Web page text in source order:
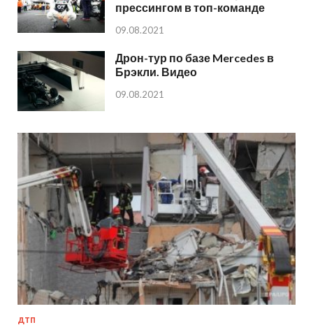
прессингом в топ-команде
09.08.2021
Дрон-тур по базе Mercedes в
Брэкли. Видео
09.08.2021
ДТП